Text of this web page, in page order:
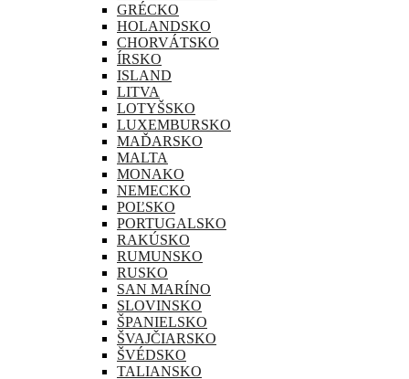
GRÉCKO
HOLANDSKO
CHORVÁTSKO
ÍRSKO
ISLAND
LITVA
LOTYŠSKO
LUXEMBURSKO
MAĎARSKO
MALTA
MONAKO
NEMECKO
POĽSKO
PORTUGALSKO
RAKÚSKO
RUMUNSKO
RUSKO
SAN MARÍNO
SLOVINSKO
ŠPANIELSKO
ŠVAJČIARSKO
ŠVÉDSKO
TALIANSKO